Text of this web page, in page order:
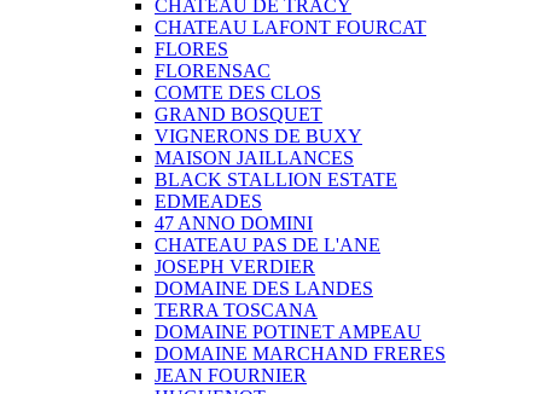
CHATEAU DE TRACY
CHATEAU LAFONT FOURCAT
FLORES
FLORENSAC
COMTE DES CLOS
GRAND BOSQUET
VIGNERONS DE BUXY
MAISON JAILLANCES
BLACK STALLION ESTATE
EDMEADES
47 ANNO DOMINI
CHATEAU PAS DE L'ANE
JOSEPH VERDIER
DOMAINE DES LANDES
TERRA TOSCANA
DOMAINE POTINET AMPEAU
DOMAINE MARCHAND FRERES
JEAN FOURNIER